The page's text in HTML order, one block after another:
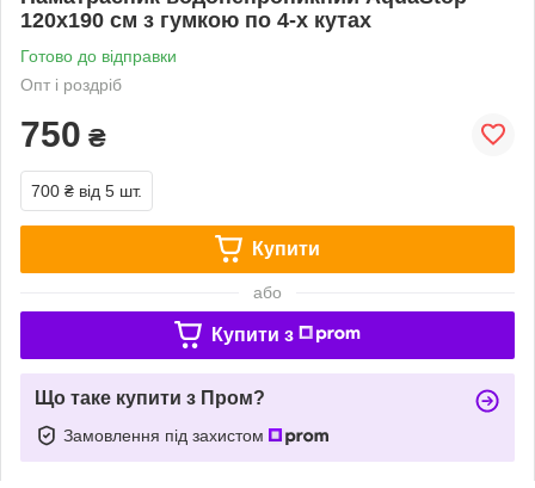
120x190 см з гумкою по 4-х кутах
Готово до відправки
Опт і роздріб
750 ₴
700 ₴ від 5 шт.
Купити
або
Купити з
Що таке купити з Пром?
Замовлення під захистом